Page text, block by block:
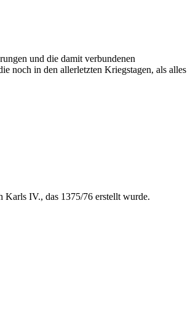
und die damit verbundenen
noch in den allerletzten Kriegstagen, als alles
Karls IV., das 1375/76 erstellt wurde.